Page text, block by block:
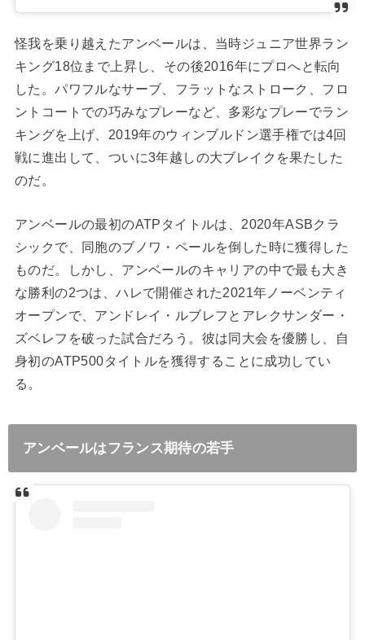
怪我を乗り越えたアンベールは、当時ジュニア世界ラン
キング18位まで上昇し、その後2016年にプロへと転向
した。パワフルなサーブ、フラットなストローク、フロ
ントコートでの巧みなプレーなど、多彩なプレーでラン
キングを上げ、2019年のウィンブルドン選手権では4回
戦に進出して、ついに3年越しの大ブレイクを果たした
のだ。
アンベールの最初のATP タイトルは、 2020年ASBクラ
シックで、同胞のブノワ・ペールを倒した時に獲得した
ものだ。しかし、アンベールのキャリアの中で最も大き
な勝利の2つは、ハレで開催された2021年ノーベンティ
オープンで、アンドレイ・ルブレフとアレクサンダー・
ズベレフを破った試合だろう。彼は同大会を優勝し、自
身初のATP500タイトルを獲得することに成功してい
る。
アンベールはフランス期待の若手